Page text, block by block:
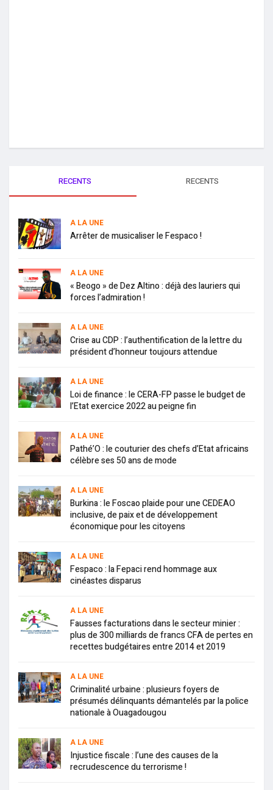
RECENTS RECENTS
A LA UNE
Arrêter de musicaliser le Fespaco !
A LA UNE
« Beogo » de Dez Altino : déjà des lauriers qui
forces l’admiration !
A LA UNE
Crise au CDP : l’authentification de la lettre du
président d’honneur toujours attendue
A LA UNE
Loi de finance : le CERA-FP passe le budget de
l’Etat exercice 2022 au peigne fin
A LA UNE
Pathé’O : le couturier des chefs d’Etat africains
célèbre ses 50 ans de mode
A LA UNE
Burkina : le Foscao plaide pour une CEDEAO
inclusive, de paix et de développement
économique pour les citoyens
A LA UNE
Fespaco : la Fepaci rend hommage aux
cinéastes disparus
A LA UNE
Fausses facturations dans le secteur minier :
plus de 300 milliards de francs CFA de pertes en
recettes budgétaires entre 2014 et 2019
A LA UNE
Criminalité urbaine : plusieurs foyers de
présumés délinquants démantelés par la police
nationale à Ouagadougou
A LA UNE
Injustice fiscale : l’une des causes de la
recrudescence du terrorisme !